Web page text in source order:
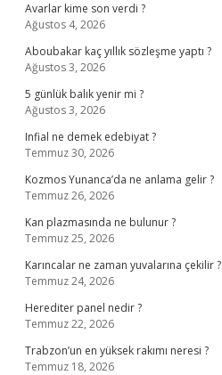
Avarlar kime son verdi ?
Ağustos 4, 2026
Aboubakar kaç yıllık sözleşme yaptı ?
Ağustos 3, 2026
5 günlük balık yenir mi ?
Ağustos 3, 2026
Infial ne demek edebiyat ?
Temmuz 30, 2026
Kozmos Yunanca’da ne anlama gelir ?
Temmuz 26, 2026
Kan plazmasında ne bulunur ?
Temmuz 25, 2026
Karıncalar ne zaman yuvalarına çekilir ?
Temmuz 24, 2026
Herediter panel nedir ?
Temmuz 22, 2026
Trabzon’un en yüksek rakımı neresi ?
Temmuz 18, 2026